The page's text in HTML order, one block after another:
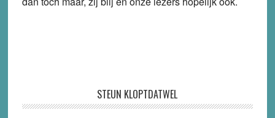
STEUN KLOPTDATWEL